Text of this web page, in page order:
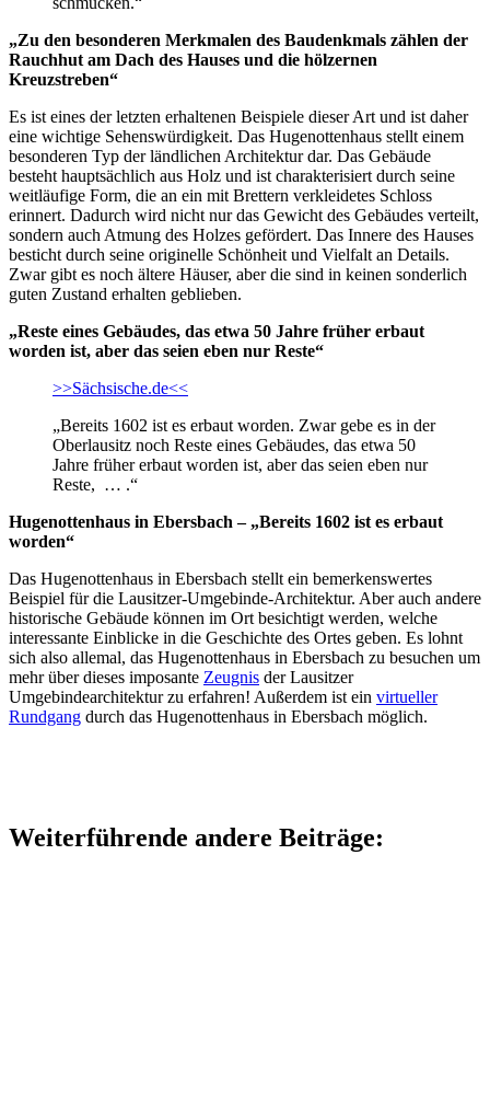
„Zu den besonderen Merkmalen des Baudenkmals zählen der
Rauchhut am Dach des Hauses und die hölzernen
Kreuzstreben“
Es ist eines der letzten erhaltenen Beispiele dieser Art und ist daher
eine wichtige Sehenswürdigkeit. Das Hugenottenhaus stellt einem
besonderen Typ der ländlichen Architektur dar. Das Gebäude
besteht hauptsächlich aus Holz und ist charakterisiert durch seine
weitläufige Form, die an ein mit Brettern verkleidetes Schloss
erinnert. Dadurch wird nicht nur das Gewicht des Gebäudes verteilt,
sondern auch Atmung des Holzes gefördert. Das Innere des Hauses
besticht durch seine originelle Schönheit und Vielfalt an Details.
Zwar gibt es noch ältere Häuser, aber die sind in keinen sonderlich
guten Zustand erhalten geblieben.
„Reste eines Gebäudes, das etwa 50 Jahre früher erbaut
worden ist, aber das seien eben nur Reste“
>>Sächsische.de<<
„Bereits 1602 ist es erbaut worden. Zwar gebe es in der
Oberlausitz noch Reste eines Gebäudes, das etwa 50
Jahre früher erbaut worden ist, aber das seien eben nur
Reste, … .“
Hugenottenhaus in Ebersbach – „Bereits 1602 ist es erbaut
worden“
Das Hugenottenhaus in Ebersbach stellt ein bemerkenswertes
Beispiel für die Lausitzer-Umgebinde-Architektur. Aber auch andere
historische Gebäude können im Ort besichtigt werden, welche
interessante Einblicke in die Geschichte des Ortes geben. Es lohnt
sich also allemal, das Hugenottenhaus in Ebersbach zu besuchen um
mehr über dieses imposante Zeugnis der Lausitzer
Umgebindearchitektur zu erfahren! Außerdem ist ein virtueller
Rundgang durch das Hugenottenhaus in Ebersbach möglich.
Weiterführende andere Beiträge: